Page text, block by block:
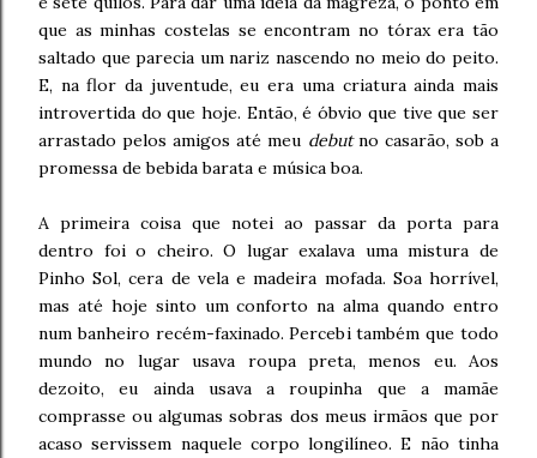
que as minhas costelas se encontram no tórax era tão
saltado que parecia um nariz nascendo no meio do peito.
E, na flor da juventude, eu era uma criatura ainda mais
introvertida do que hoje. Então, é óbvio que tive que ser
arrastado pelos amigos até meu debutno casarão, sob a
promessa de bebida barata e música boa.
A primeira coisa que notei ao passar da porta para
dentro foi o cheiro. O lugar exalava uma mistura de
Pinho Sol, cera de vela e madeira mofada. Soa horrível,
mas até hoje sinto um conforto na alma quando entro
num banheiro recém-faxinado. Percebi também que todo
mundo no lugar usava roupa preta, menos eu. Aos
dezoito, eu ainda usava a roupinha que a mamãe
comprasse ou algumas sobras dos meus irmãos que por
acaso servissem naquele corpo longilíneo. E não tinha